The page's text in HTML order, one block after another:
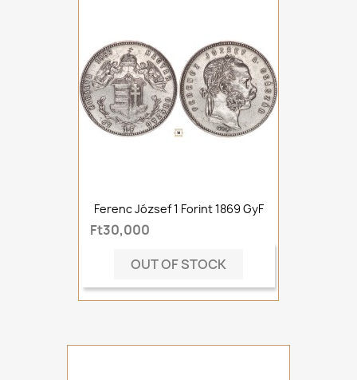
Ferenc József 1 Forint 1869 GyF
Ft30,000
OUT OF STOCK